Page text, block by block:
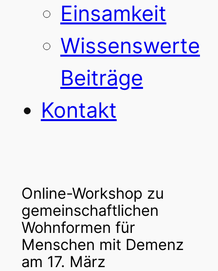
Einsamkeit
Wissenswerte
Beiträge
Kontakt
Online-Workshop zu
gemeinschaftlichen
Wohnformen für
Menschen mit Demenz
am 17. März